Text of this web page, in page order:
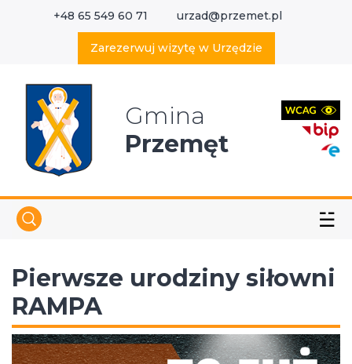
+48 65 549 60 71 urzad@przemet.pl
Zarezerwuj wizytę w Urzędzie
Gmina
Przemęt
☱
Pierwsze urodziny siłowni
RAMPA
Wyszukaj w serwisie